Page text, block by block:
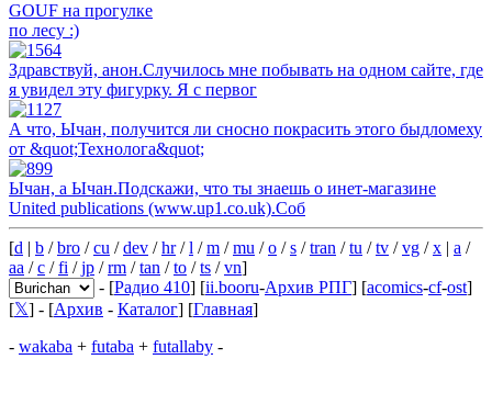
GOUF на прогулке
по лесу :)
Здравствуй, анон.Случилось мне побывать на одном сайте, где
я увидел эту фигурку. Я с первог
А что, Ычан, получится ли сносно покрасить этого быдломеху
от &quot;Технолога&quot;
Ычан, а Ычан.Подскажи, что ты знаешь о инет-магазине
United publications (www.up1.co.uk).Соб
[d | b /bro /cu /dev /hr/l /m /mu /o /s /tran /tu /tv /vg /x | a /
aa /c /fi /jp /rm /tan /to /ts /vn]
- [Радио 410] [ii.booru-Архив РПГ] [acomics-cf-ost]
[𝕏] - [Архив - Каталог] [Главная]
- wakaba + futaba + futallaby -